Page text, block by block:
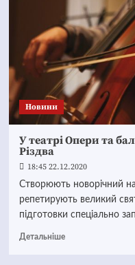
Новини
У театрі Опери та
Різдва
18:45 22.12.2020
Створюють новорічний
репетирують великий
підготовки спеціально
Детальніше